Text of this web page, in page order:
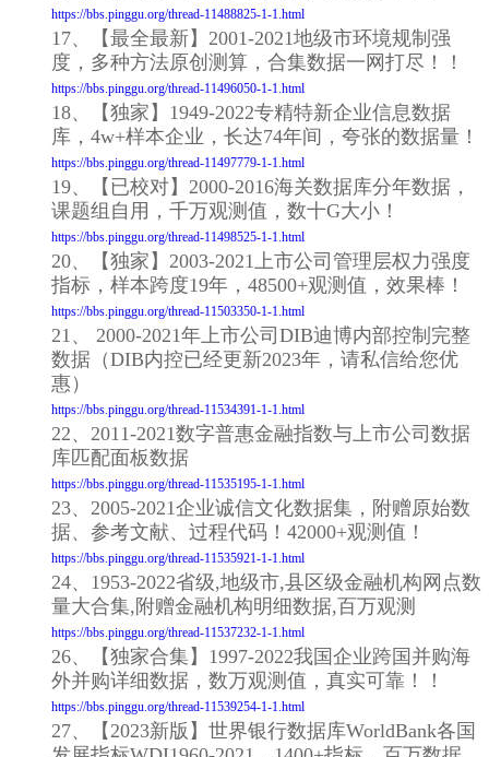
https://bbs.pinggu.org/thread-11488825-1-1.html
17、【最全最新】2001-2021地级市环境规制强
度，多种方法原创测算，合集数据一网打尽！！
https://bbs.pinggu.org/thread-11496050-1-1.html
18、【独家】1949-2022专精特新企业信息数据
库，4w+样本企业，长达74年间，夸张的数据量！
https://bbs.pinggu.org/thread-11497779-1-1.html
19、【已校对】2000-2016海关数据库分年数据，
课题组自用，千万观测值，数十G大小！
https://bbs.pinggu.org/thread-11498525-1-1.html
20、【独家】2003-2021上市公司管理层权力强度
指标，样本跨度19年，48500+观测值，效果棒！
https://bbs.pinggu.org/thread-11503350-1-1.html
21、 2000-2021年上市公司DIB迪博内部控制完整
数据（DIB内控已经更新2023年，请私信给您优
惠）
https://bbs.pinggu.org/thread-11534391-1-1.html
22、2011-2021数字普惠金融指数与上市公司数据
库匹配面板数据
https://bbs.pinggu.org/thread-11535195-1-1.html
23、2005-2021企业诚信文化数据集，附赠原始数
据、参考文献、过程代码！42000+观测值！
https://bbs.pinggu.org/thread-11535921-1-1.html
24、1953-2022省级,地级市,县区级金融机构网点数
量大合集,附赠金融机构明细数据,百万观测
https://bbs.pinggu.org/thread-11537232-1-1.html
26、【独家合集】1997-2022我国企业跨国并购海
外并购详细数据，数万观测值，真实可靠！！
https://bbs.pinggu.org/thread-11539254-1-1.html
27、【2023新版】世界银行数据库WorldBank各国